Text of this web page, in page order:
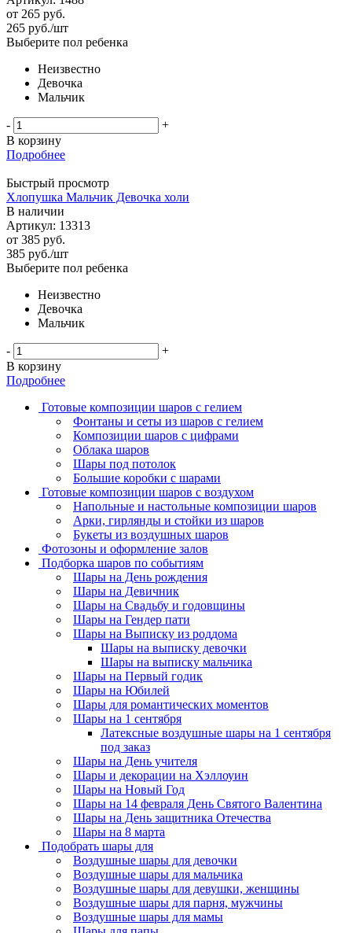
от 265 руб.
265 руб./шт
Выберите пол ребенка
Неизвестно
Девочка
Мальчик
-
+
В корзину
Подробнее
Быстрый просмотр
Хлопушка Мальчик Девочка холи
В наличии
Артикул: 13313
от 385 руб.
385 руб./шт
Выберите пол ребенка
Неизвестно
Девочка
Мальчик
-
+
В корзину
Подробнее
Готовые композиции шаров с гелием
Фонтаны и сеты из шаров с гелием
Композиции шаров с цифрами
Облака шаров
Шары под потолок
Большие коробки с шарами
Готовые композиции шаров с воздухом
Напольные и настольные композиции шаров
Арки, гирлянды и стойки из шаров
Букеты из воздушных шаров
Фотозоны и оформление залов
Подборка шаров по событиям
Шары на День рождения
Шары на Девичник
Шары на Свадьбу и годовщины
Шары на Гендер пати
Шары на Выписку из роддома
Шары на выписку девочки
Шары на выписку мальчика
Шары на Первый годик
Шары на Юбилей
Шары для романтических моментов
Шары на 1 сентября
Латексные воздушные шары на 1 сентября
под заказ
Шары на День учителя
Шары и декорации на Хэллоуин
Шары на Новый Год
Шары на 14 февраля День Святого Валентина
Шары на День защитника Отечества
Шары на 8 марта
Подобрать шары для
Воздушные шары для девочки
Воздушные шары для мальчика
Воздушные шары для девушки, женщины
Воздушные шары для парня, мужчины
Воздушные шары для мамы